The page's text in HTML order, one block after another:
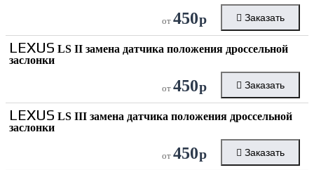
от 450р Заказать
LEXUS LS II замена датчика положения дроссельной
заслонки
от 450р Заказать
LEXUS LS III замена датчика положения дроссельной
заслонки
от 450р Заказать